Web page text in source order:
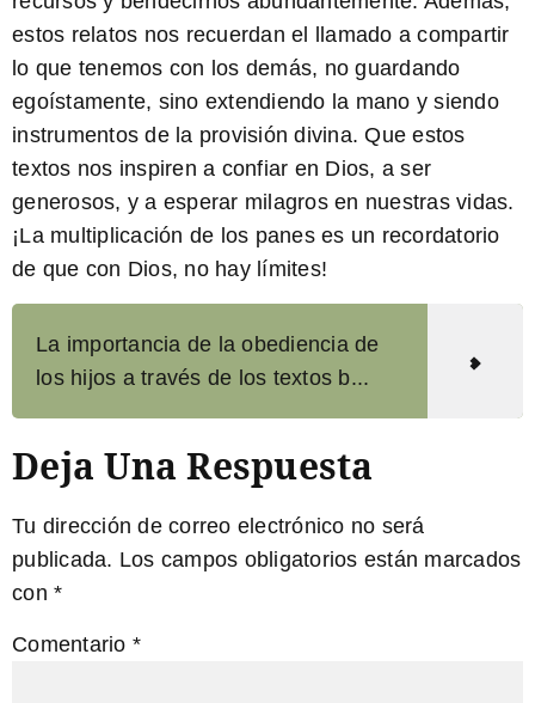
estos relatos nos recuerdan el llamado a compartir
lo que tenemos con los demás, no guardando
egoístamente, sino extendiendo la mano y siendo
instrumentos de la provisión divina. Que estos
textos nos inspiren a confiar en Dios, a ser
generosos, y a esperar milagros en nuestras vidas.
¡La multiplicación de los panes es un recordatorio
de que con Dios, no hay límites!
La importancia de la obediencia de
los hijos a través de los textos b...
Deja Una Respuesta
Tu dirección de correo electrónico no será
publicada. Los campos obligatorios están marcados
con *
Comentario *